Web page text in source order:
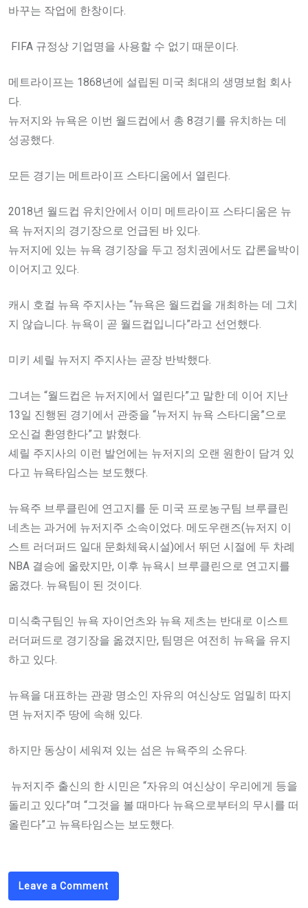
바꾸는 작업에 한창이다.
FIFA 규정상 기업명을 사용할 수 없기 때문이다.
메트라이프는 1868년에 설립된 미국 최대의 생명보험 회사
다.
뉴저지와 뉴욕은 이번 월드컵에서 총 8경기를 유치하는 데
성공했다.
모든 경기는 메트라이프 스타디움에서 열린다.
2018년 월드컵 유치안에서 이미 메트라이프 스타디움은 뉴
욕 뉴저지의 경기장으로 언급된 바 있다.
뉴저지에 있는 뉴욕 경기장을 두고 정치권에서도 갑론을박이
이어지고 있다.
캐시 호컬 뉴욕 주지사는 “뉴욕은 월드컵을 개최하는 데 그치
지 않습니다. 뉴욕이 곧 월드컵입니다”라고 선언했다.
미키 셰릴 뉴저지 주지사는 곧장 반박했다.
그녀는 “월드컵은 뉴저지에서 열린다”고 말한 데 이어 지난
13일 진행된 경기에서 관중을 “뉴저지 뉴욕 스타디움”으로
오신걸 환영한다”고 밝혔다.
셰릴 주지사의 이런 발언에는 뉴저지의 오랜 원한이 담겨 있
다고 뉴욕타임스는 보도했다.
뉴욕주 브루클린에 연고지를 둔 미국 프로농구팀 브루클린
네츠는 과거에 뉴저지주 소속이었다. 메도우랜즈(뉴저지 이
스트 러더퍼드 일대 문화체육시설)에서 뛰던 시절에 두 차례
NBA 결승에 올랐지만, 이후 뉴욕시 브루클린으로 연고지를
옮겼다. 뉴욕팀이 된 것이다.
미식축구팀인 뉴욕 자이언츠와 뉴욕 제츠는 반대로 이스트
러더퍼드로 경기장을 옮겼지만, 팀명은 여전히 뉴욕을 유지
하고 있다.
뉴욕을 대표하는 관광 명소인 자유의 여신상도 엄밀히 따지
면 뉴저지주 땅에 속해 있다.
하지만 동상이 세워져 있는 섬은 뉴욕주의 소유다.
뉴저지주 출신의 한 시민은 “자유의 여신상이 우리에게 등을
돌리고 있다”며 “그것을 볼 때마다 뉴욕으로부터의 무시를 떠
올린다”고 뉴욕타임스는 보도했다.
Leave a Comment